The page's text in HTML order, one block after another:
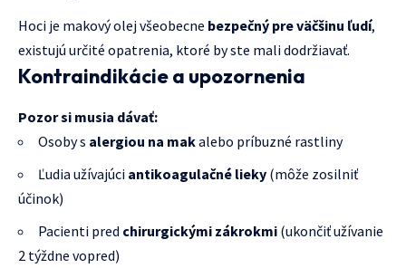
Hoci je makový olej všeobecne bezpečný pre väčšinu ľudí,
existujú určité opatrenia, ktoré by ste mali dodržiavať.
Kontraindikácie a upozornenia
Pozor si musia dávať:
Osoby s alergiou na makalebo príbuzné rastliny
Ľudia užívajúci antikoagulačné lieky (môže zosilniť
účinok)
Pacienti pred chirurgickými zákrokmi (ukončiť užívanie
2 týždne vopred)